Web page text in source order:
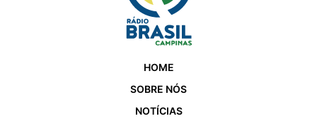
HOME
SOBRE NÓS
NOTÍCIAS